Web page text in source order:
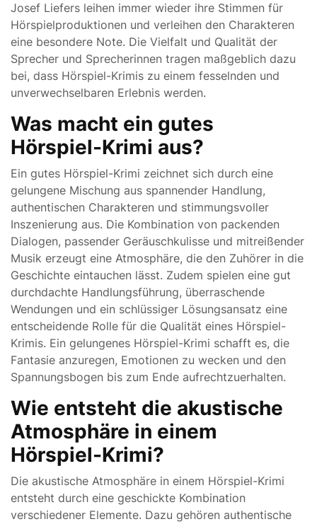
Josef Liefers leihen immer wieder ihre Stimmen für
Hörspielproduktionen und verleihen den Charakteren
eine besondere Note. Die Vielfalt und Qualität der
Sprecher und Sprecherinnen tragen maßgeblich dazu
bei, dass Hörspiel-Krimis zu einem fesselnden und
unverwechselbaren Erlebnis werden.
Was macht ein gutes
Hörspiel-Krimi aus?
Ein gutes Hörspiel-Krimi zeichnet sich durch eine
gelungene Mischung aus spannender Handlung,
authentischen Charakteren und stimmungsvoller
Inszenierung aus. Die Kombination von packenden
Dialogen, passender Geräuschkulisse und mitreißender
Musik erzeugt eine Atmosphäre, die den Zuhörer in die
Geschichte eintauchen lässt. Zudem spielen eine gut
durchdachte Handlungsführung, überraschende
Wendungen und ein schlüssiger Lösungsansatz eine
entscheidende Rolle für die Qualität eines Hörspiel-
Krimis. Ein gelungenes Hörspiel-Krimi schafft es, die
Fantasie anzuregen, Emotionen zu wecken und den
Spannungsbogen bis zum Ende aufrechtzuerhalten.
Wie entsteht die akustische
Atmosphäre in einem
Hörspiel-Krimi?
Die akustische Atmosphäre in einem Hörspiel-Krimi
entsteht durch eine geschickte Kombination
verschiedener Elemente. Dazu gehören authentische